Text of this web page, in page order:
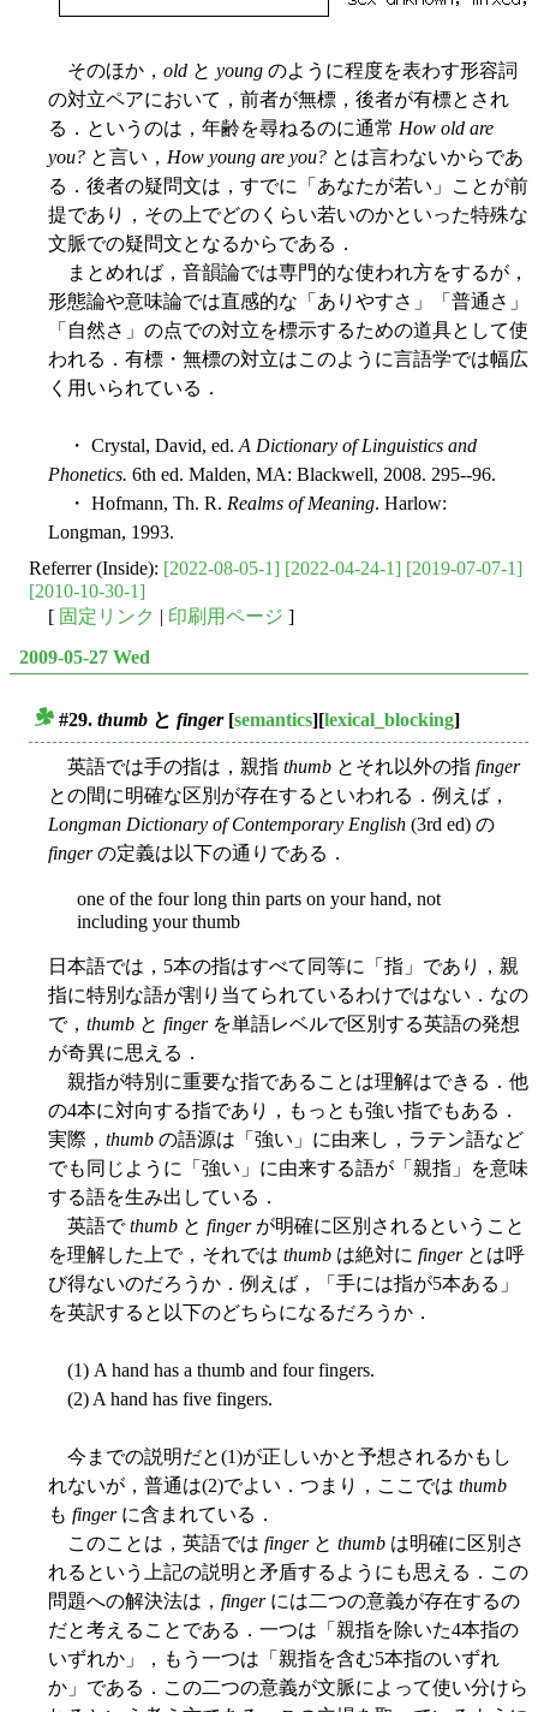
そのほか， old と young のように程度を表わす形容詞
の対立ペアにおいて，前者が無標，後者が有標とされ
る．というのは，年齢を尋ねるのに通常 How old are
you? と言い， How young are you? とは言わないからであ
る．後者の疑問文は，すでに「あなたが若い」ことが前
提であり，その上でどのくらい若いのかといった特殊な
文脈での疑問文となるからである．
まとめれば，音韻論では専門的な使われ方をするが，
形態論や意味論では直感的な「ありやすさ」「普通さ」
「自然さ」の点での対立を標示するための道具として使
われる．有標・無標の対立はこのように言語学では幅広
く用いられている．
・ Crystal, David, ed. A Dictionary of Linguistics and
Phonetics. 6th ed. Malden, MA: Blackwell, 2008. 295--96.
・ Hofmann, Th. R. Realms of Meaning. Harlow:
Longman, 1993.
Referrer (Inside): [2022-08-05-1] [2022-04-24-1] [2019-07-07-1]
[2010-10-30-1]
[ 固定リンク | 印刷用ページ ]
2009-05-27 Wed
#29. thumb と finger[semantics][lexical_blocking]
英語では手の指は，親指 thumb とそれ以外の指 finger
との間に明確な区別が存在するといわれる．例えば，
Longman Dictionary of Contemporary English (3rd ed) の
fingerの定義は以下の通りである．
one of the four long thin parts on your hand, not
including your thumb
日本語では，5本の指はすべて同等に「指」であり，親
指に特別な語が割り当てられているわけではない．なの
で， thumb と fingerを単語レベルで区別する英語の発想
が奇異に思える．
親指が特別に重要な指であることは理解はできる．他
の4本に対向する指であり，もっとも強い指でもある．
実際， thumb の語源は「強い」に由来し，ラテン語など
でも同じように「強い」に由来する語が「親指」を意味
する語を生み出している．
英語でthumb と fingerが明確に区別されるということ
を理解した上で，それでは thumb は絶対に fingerとは呼
び得ないのだろうか．例えば，「手には指が5本ある」
を英訳すると以下のどちらになるだろうか．
(1) A hand has a thumb and four fingers.
(2) A hand has five fingers.
今までの説明だと(1)が正しいかと予想されるかもし
れないが，普通は(2)でよい．つまり，ここでは thumb
も fingerに含まれている．
このことは，英語では fingerと thumb は明確に区別さ
れるという上記の説明と矛盾するようにも思える．この
問題への解決法は， fingerには二つの意義が存在するの
だと考えることである．一つは「親指を除いた4本指の
いずれか」，もう一つは「親指を含む5本指のいずれ
か」である．この二つの意義が文脈によって使い分けら